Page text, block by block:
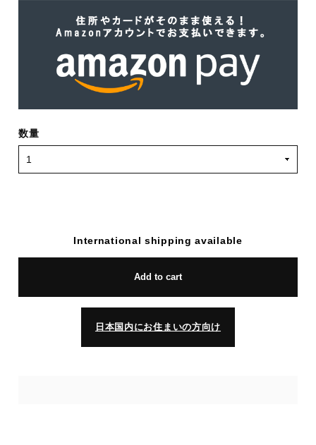
数量
International shipping available
Add to cart
日本国内にお住まいの方向け